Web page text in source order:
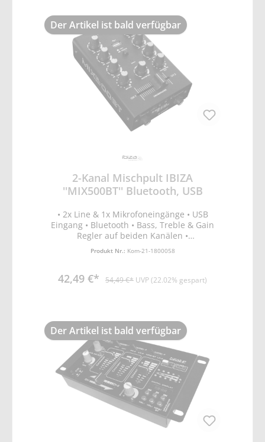
Der Artikel ist bald verfügbar
2-Kanal Mischpult IBIZA
''MIX500BT'' Bluetooth, USB
• 2x Line & 1x Mikrofoneingänge • USB
Eingang • Bluetooth • Bass, Treble & Gain
Regler auf beiden Kanälen •
Lautstärkeregler für Mikrofon & Kopfhörer •
Produkt Nr.: Kom-21-1800058
42,49 €* 54,49 €* UVP (22.02% gespart)
Der Artikel ist bald verfügbar